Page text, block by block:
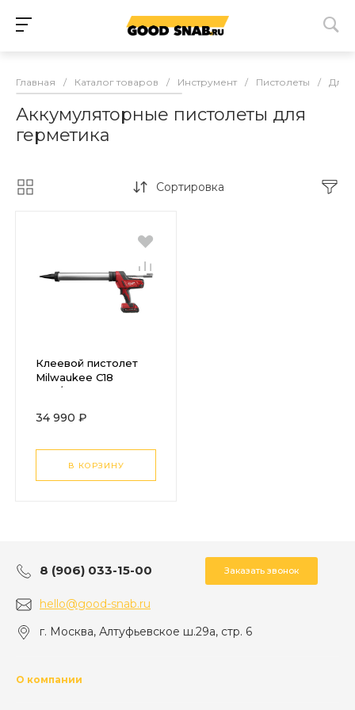
Главная / Каталог товаров / Инструмент / Пистолеты / Для
Аккумуляторные пистолеты для
герметика
Сортировка
Клеевой пистолет
Milwaukee C18
PCG/600A-201B
34 990 ₽
В КОРЗИНУ
8 (906) 033-15-00 Заказать звонок
hello@good-snab.ru
г. Москва, Алтуфьевское ш.29а, стр. 6
О компании